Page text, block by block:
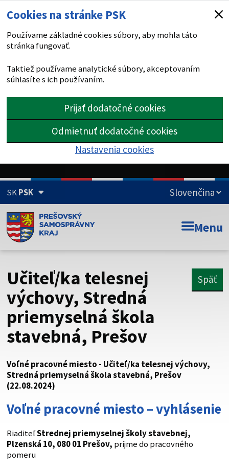
Cookies na stránke PSK
Používame základné cookies súbory, aby mohla táto
stránka fungovať.
Taktiež používame analytické súbory, akceptovaním
súhlasíte s ich používaním.
Prijať dodatočné cookies
Odmietnuť dodatočné cookies
Nastavenia cookies
SKPSK
Doména psk.sk je oficiálna
Toto je oficiálna webová stránka Prešovského
Táto stránka je zabezpečená
Buďte pozorní a vždy sa uistite, že zdieľate informácie iba
cez zabezpečenú webovú stránku. Zabezpečená stránka
vždy začína https:// pred názvom domény webového sídla.
Menu
Učiteľ/ka telesnej
výchovy, Stredná
priemyselná škola
stavebná, Prešov
Späť
Voľné pracovné miesto - Učiteľ/ka telesnej výchovy,
Stredná priemyselná škola stavebná, Prešov
(22.08.2024)
Voľné pracovné miesto – vyhlásenie
RiaditeľStrednej priemyselnejškoly stavebnej,
Plzenská 10, 080 01 Prešov, prijme do pracovného
pomeru